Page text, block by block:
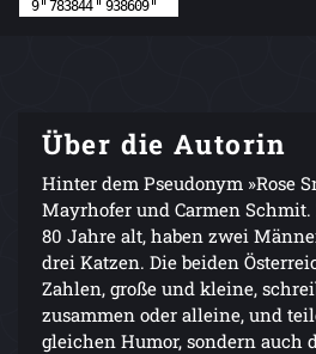
Über die Autorin
Hinter dem Pseudonym »Rose
Mayrhofer und Carmen
80 Jahre alt, haben zwei
drei Katzen. Die beiden
Zahlen, große und kleine,
zusammen oder alleine, und
gleichen Humor, sondern auch